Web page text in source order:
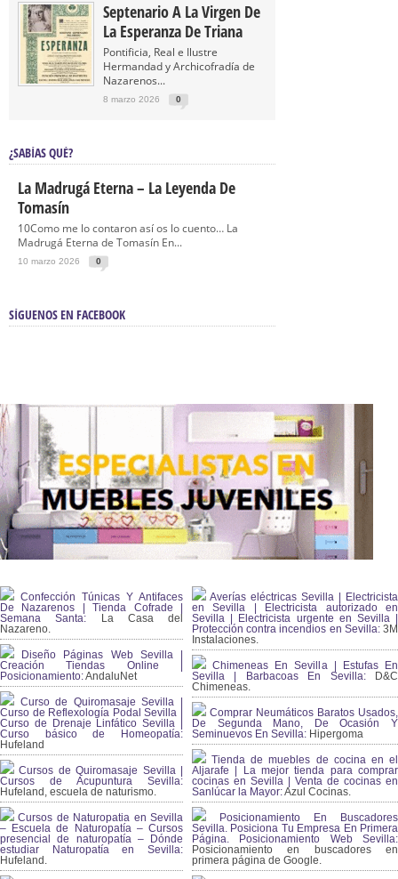
Septenario A La Virgen De
La Esperanza De Triana
Pontificia, Real e Ilustre
Hermandad y Archicofradía de
Nazarenos...
8 marzo 2026 0
¿SABÍAS QUÉ?
La Madrugá Eterna – La Leyenda De
Tomasín
10Como me lo contaron así os lo cuento… La
Madrugá Eterna de Tomasín En...
10 marzo 2026 0
SÍGUENOS EN FACEBOOK
Confección Túnicas Y Antifaces
De Nazarenos | Tienda Cofrade |
Semana Santa: La Casa del
Nazareno.
Diseño Páginas Web Sevilla |
Creación Tiendas Online |
Posicionamiento:AndaluNet
Curso de Quiromasaje Sevilla |
Curso de Reflexología Podal Sevilla |
Curso de Drenaje Linfático Sevilla |
Curso básico de Homeopatía:
Hufeland
Cursos de Quiromasaje Sevilla |
Cursos de Acupuntura Sevilla:
Hufeland, escuela de naturismo.
Cursos de Naturopatia en Sevilla
– Escuela de Naturopatía – Cursos
presencial de naturopatía – Dónde
estudiar Naturopatía en Sevilla:
Hufeland.
Averías eléctricas Sevilla | Electricista
en Sevilla | Electricista autorizado en
Sevilla | Electricista urgente en Sevilla |
Protección contra incendios en Sevilla:3M
Instalaciones.
Chimeneas En Sevilla | Estufas En
Sevilla | Barbacoas En Sevilla:D&C
Chimeneas.
Comprar Neumáticos Baratos Usados,
De Segunda Mano, De Ocasión Y
Seminuevos En Sevilla: Hipergoma
Tienda de muebles de cocina en el
Aljarafe | La mejor tienda para comprar
cocinas en Sevilla | Venta de cocinas en
Sanlúcar la Mayor:Azul Cocinas.
Posicionamiento En Buscadores
Sevilla. Posiciona Tu Empresa En Primera
Página. Posicionamiento Web Sevilla:
Posicionamiento en buscadores en
primera página de Google.